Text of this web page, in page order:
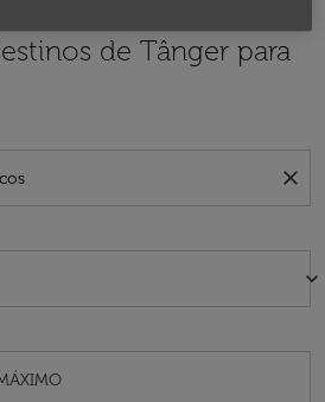
de Tânger para
close
keyboard_arrow_down